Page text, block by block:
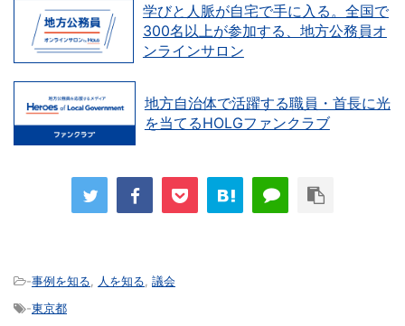
学びと人脈が自宅で手に入る。全国で
300名以上が参加する、地方公務員オ
ンラインサロン
地方自治体で活躍する職員・首長に光
を当てるHOLGファンクラブ
-事例を知る, 人を知る, 議会
-東京都